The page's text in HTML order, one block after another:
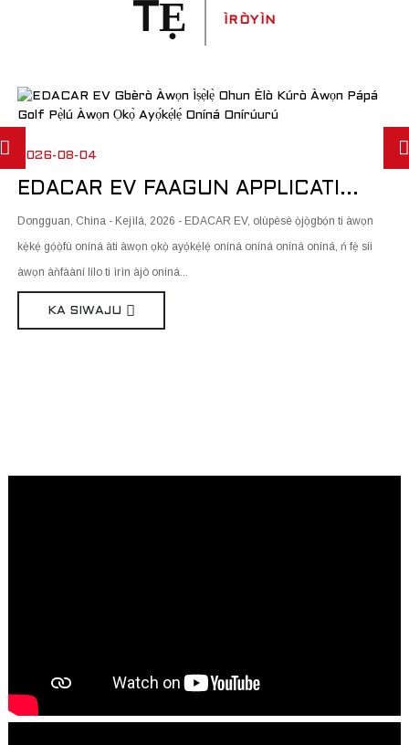
TẸ̀ ÌRÒYÌN
2026-08-04
EDACAR EV FAAGUN APPLICATI...
Dongguan, China - Kejìlá, 2026 - EDACAR EV, olùpèsè ọ̀jọ̀gbọ́n ti àwọn
kẹ̀kẹ́ gọ́ọ̀fù oníná àti àwọn ọkọ̀ ayọ́kẹ́lẹ́ oníná oníná oníná oníná, ń fẹ̀ síi
àwọn àǹfààní lílo ti ìrìn àjò oníná...
KA SIWAJU